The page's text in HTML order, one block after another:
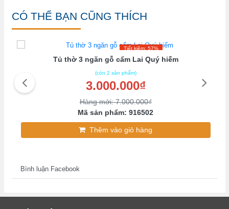
CÓ THỂ BẠN CŨNG THÍCH
Tiết kiệm: 57%
Tủ thờ 3 ngăn gỗ cẩm Lai Quý hiếm
(còn 2 sản phẩm)
3.000.000₫
Hàng mới: 7.000.000₫
Mã sản phẩm: 916502
Thêm vào giỏ hàng
Bình luận Facebook